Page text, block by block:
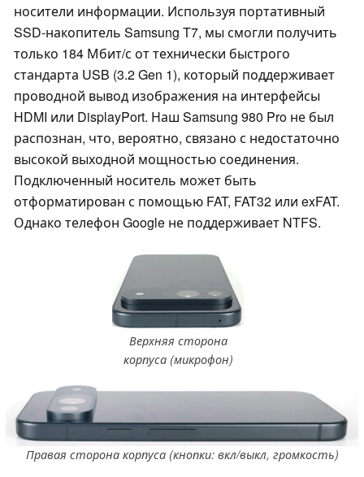
носители информации. Используя портативный
SSD-накопитель Samsung T7, мы смогли получить
только 184 Мбит/с от технически быстрого
стандарта USB (3.2 Gen 1), который поддерживает
проводной вывод изображения на интерфейсы
HDMI или DisplayPort. Наш Samsung 980 Pro не был
распознан, что, вероятно, связано с недостаточно
высокой выходной мощностью соединения.
Подключенный носитель может быть
отформатирован с помощью FAT, FAT32 или exFAT.
Однако телефон Google не поддерживает NTFS.
Верхняя сторона
корпуса (микрофон)
Правая сторона корпуса (кнопки: вкл/выкл, громкость)